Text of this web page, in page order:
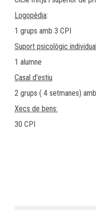
Logopèdia:
1 grups amb 3 CPI
Suport psicològic
1 alumne
Casal d'estiu
2 grups ( 4 setmanes)
Xecs de bens:
30 CPI